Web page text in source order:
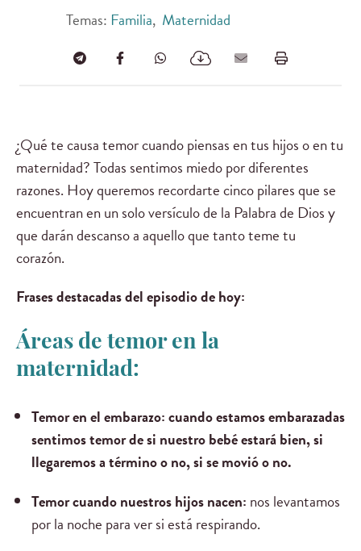
Temas: Familia, Maternidad
¿Qué te causa temor cuando piensas en tus hijos o en tu
maternidad? Todas sentimos miedo por diferentes
razones. Hoy queremos recordarte cinco pilares que se
encuentran en un solo versículo de la Palabra de Dios y
que darán descanso a aquello que tanto teme tu
corazón.
Frases destacadas del episodio de hoy:
Áreas de temor en la
maternidad:
Temor en el embarazo:cuando estamos embarazadas
sentimos temor de si nuestro bebé estará bien, si
llegaremos a término o no, si se movió o no.
Temor cuando nuestros hijos nacen: nos levantamos
por la noche para ver si está respirando.